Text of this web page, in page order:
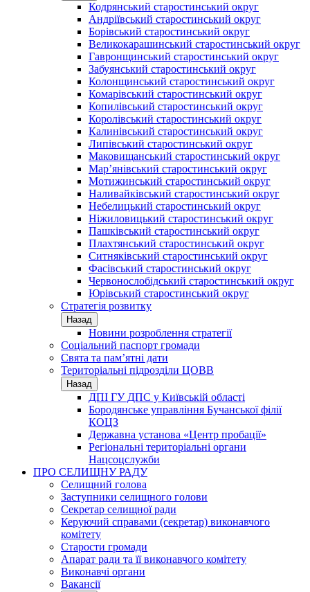
Кодрянський старостинський округ
Андріївський старостинський округ
Борівський старостинський округ
Великокарашинський старостинський округ
Гавронщинський старостинський округ
Забуянський старостинський округ
Колонщинський старостинський округ
Комарівський старостинський округ
Копилівський старостинський округ
Королівський старостинський округ
Калинівський старостинський округ
Липівський старостинський округ
Маковищанський старостинський округ
Мар’янівський старостинський округ
Мотижинський старостинський округ
Наливайківський старостинський округ
Небелицький старостинський округ
Ніжиловицький старостинський округ
Пашківський старостинський округ
Плахтянський старостинський округ
Ситняківський старостинський округ
Фасівський старостинський округ
Червонослобідський старостинський округ
Юрівський старостинський округ
Стратегія розвитку
Назад
Новини розроблення стратегії
Соціальний паспорт громади
Свята та пам’ятні дати
Територіальні підрозділи ЦОВВ
Назад
ДПІ ГУ ДПС у Київській області
Бородянське управління Бучанської філії
КОЦЗ
Державна установа «Центр пробації»
Регіональні територіальні органи
Нацсоцслужби
ПРО СЕЛИЩНУ РАДУ
Селищний голова
Заступники селищного голови
Секретар селищної ради
Керуючий справами (секретар) виконавчого
комітету
Старости громади
Апарат ради та її виконавчого комітету
Виконавчі органи
Вакансії